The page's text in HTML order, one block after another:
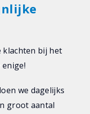
klachten bij het
we dagelijks
groot aantal